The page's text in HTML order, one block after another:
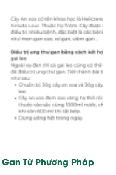
Từ Phương Pháp